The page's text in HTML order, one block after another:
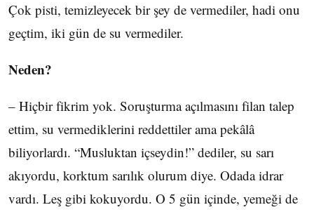
Çok pisti, temizleyecek bir şey de vermediler, hadi onu
geçtim, iki gün de su vermediler.
Neden?
– Hiçbir fikrim yok. Soruşturma açılmasını filan talep
ettim, su vermediklerini reddettiler ama pekâlâ
biliyorlardı. “Musluktan içseydin!” dediler, su sarı
akıyordu, korktum sarılık olurum diye. Odada idrar
vardı. Leş gibi kokuyordu. O 5 gün içinde, yemeği de